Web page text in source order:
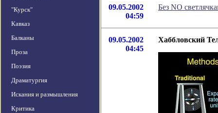
"Курск"
Кавказ
Балканы
Проза
Поэзия
Драматургия
Искания и размышления
Критика
09.05.2002
04:59
Без NO
09.05.2002
04:45
Хаббловский